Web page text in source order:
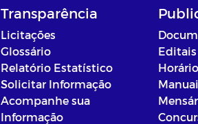
Transparência
Licitações
Glossário
Relatório Estatístico
Solicitar Informação
Acompanhe sua
Informação
Editais